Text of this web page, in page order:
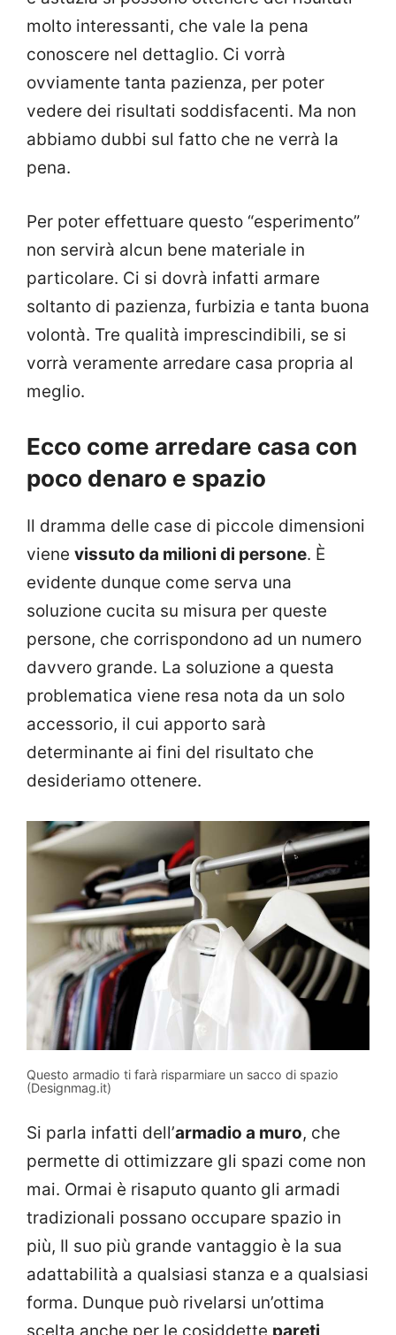
molto interessanti, che vale la pena
conoscere nel dettaglio. Ci vorrà
ovviamente tanta pazienza, per poter
vedere dei risultati soddisfacenti. Ma non
abbiamo dubbi sul fatto che ne verrà la
pena.
Per poter effettuare questo “esperimento”
non servirà alcun bene materiale in
particolare. Ci si dovrà infatti armare
soltanto di pazienza, furbizia e tanta buona
volontà. Tre qualità imprescindibili, se si
vorrà veramente arredare casa propria al
meglio.
Ecco come arredare casa con
poco denaro e spazio
Il dramma delle case di piccole dimensioni
viene vissuto da milioni di persone. È
evidente dunque come serva una
soluzione cucita su misura per queste
persone, che corrispondono ad un numero
davvero grande. La soluzione a questa
problematica viene resa nota da un solo
accessorio, il cui apporto sarà
determinante ai fini del risultato che
desideriamo ottenere.
Questo armadio ti farà risparmiare un sacco di spazio
(Designmag.it)
Si parla infatti dell’armadio a muro, che
permette di ottimizzare gli spazi come non
mai. Ormai è risaputo quanto gli armadi
tradizionali possano occupare spazio in
più, Il suo più grande vantaggio è la sua
adattabilità a qualsiasi stanza e a qualsiasi
forma. Dunque può rivelarsi un’ottima